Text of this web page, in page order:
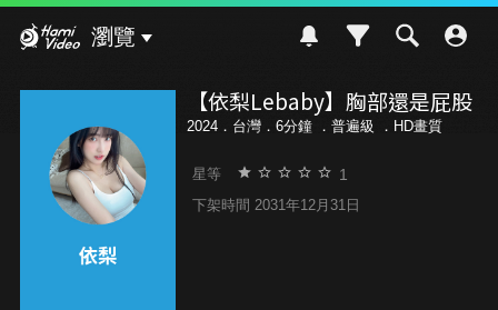
瀏覽
【依梨Lebaby】胸部還是屁股
2024．台灣．6分鐘 ． 普遍級 ．HD畫質
星等 1
下架時間 2031年12月31日